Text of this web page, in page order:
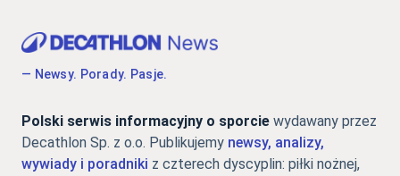
— Newsy. Porady. Pasje.
Polski serwis informacyjny o sporcie wydawany przez
Decathlon Sp. z o.o. Publikujemy newsy, analizy,
wywiady i poradniki z czterech dyscyplin: piłki nożnej,